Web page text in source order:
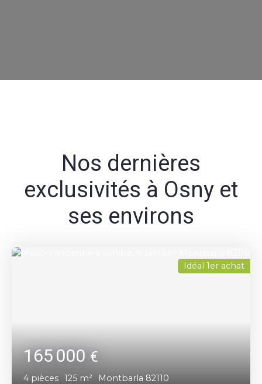
Nos dernières
exclusivités à Osny et
ses environs
165 000€
4 pièces 125 m² Montbarla 82110
Idéal 1er achat